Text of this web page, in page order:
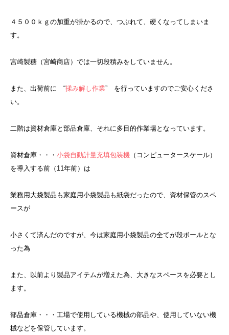
４５００ｋｇの加重が掛かるので、つぶれて、硬くなってしまいま
す。
宮崎製糖（宮崎商店）では一切段積みをしていません。
また、出荷前に “揉み解し作業” を行っていますのでご安心くださ
い。
二階は資材倉庫と部品倉庫、それに多目的作業場となっています。
資材倉庫・・・ 小袋自動計量充填包装機 （コンピュータースケール）
を導入する前（11年前）は
業務用大袋製品も家庭用小袋製品も紙袋だったので、資材保管のスペ
ースが
小さくて済んだのですが、今は家庭用小袋製品の全てが段ボールとな
った為
また、以前より製品アイテムが増えた為、大きなスペースを必要とし
ます。
部品倉庫・・・工場で使用している機械の部品や、使用していない機
械などを保管しています。